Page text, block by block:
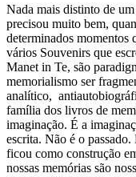
Nada mais distinto de
precisou muito bem,
determinados momentos
vários Souvenirs que
Manet in Te, são
memorialismo ser
analítico,
família dos livros de
imaginação. É a
escrita. Não é o
ficou como construção
nossas memórias são